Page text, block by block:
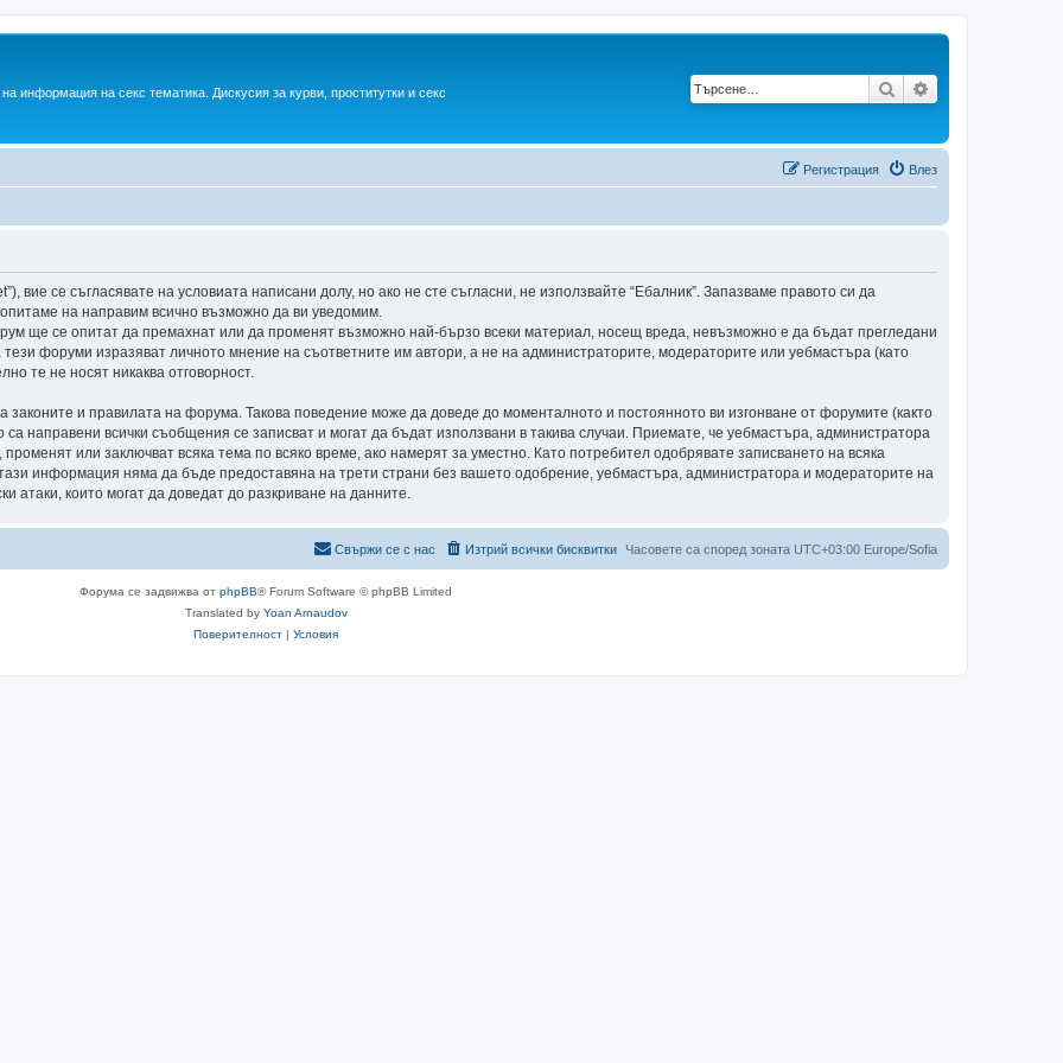
информация на секс тематика. Дискусия за курви, проститутки и секс
Търсене
Влез
Регистрация
вие се съгласявате на условиата написани долу, но ако не сте съгласни, не използвайте “Ебалник”. Запазваме правото си да
на направим всично възможно да ви уведомим.
ще се опитат да премахнат или да променят възможно най-бързо всеки материал, носещ вреда, невъзможно е да бъдат прегледани
форуми изразяват личното мнение на съответните им автори, а не на администраторите, модераторите или уебмастъра (като
те не носят никаква отговорност.
и правилата на форума. Такова поведение може да доведе до моменталното и постоянното ви изгонване от форумите (както
направени всички съобщения се записват и могат да бъдат използвани в такива случаи. Приемате, че уебмастъра, администратора
или заключват всяка тема по всяко време, ако намерят за уместно. Като потребител одобрявате записването на всяка
информация няма да бъде предоставяна на трети страни без вашето одобрение, уебмастъра, администратора и модераторите на
атаки, които могат да доведат до разкриване на данните.
Часовете са според зоната UTC+03:00 Europe/Sofia
Изтрий всички бисквитки
Свържи се с нас
Форума се задвижва от phpBB® Forum Software © phpBB Limited
Translated by Yoan Arnaudov
Поверителност | Условия